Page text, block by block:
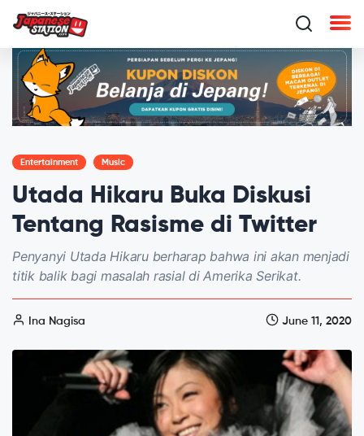
Entertainment Music
Utada Hikaru Buka Diskusi
Tentang Rasisme di Twitter
Penyanyi Utada Hikaru berharap bahwa ini akan menjadi
titik balik bagi masalah rasial di Amerika Serikat.
Ina Nagisa June 11, 2020